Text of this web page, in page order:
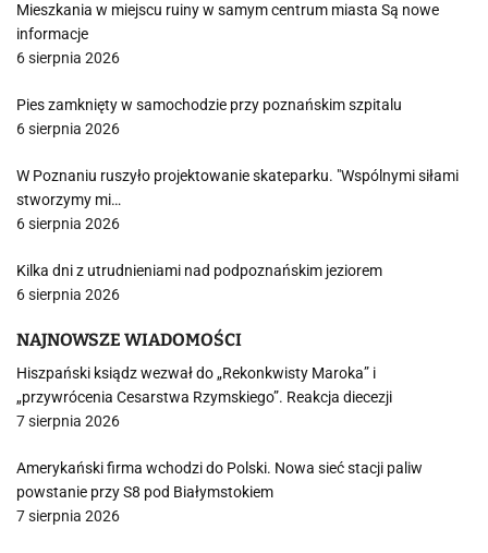
Mieszkania w miejscu ruiny w samym centrum miasta Są nowe
informacje
6 sierpnia 2026
Pies zamknięty w samochodzie przy poznańskim szpitalu
6 sierpnia 2026
W Poznaniu ruszyło projektowanie skateparku. "Wspólnymi siłami
stworzymy mi…
6 sierpnia 2026
Kilka dni z utrudnieniami nad podpoznańskim jeziorem
6 sierpnia 2026
NAJNOWSZE WIADOMOŚCI
Hiszpański ksiądz wezwał do „Rekonkwisty Maroka” i
„przywrócenia Cesarstwa Rzymskiego”. Reakcja diecezji
7 sierpnia 2026
Amerykański firma wchodzi do Polski. Nowa sieć stacji paliw
powstanie przy S8 pod Białymstokiem
7 sierpnia 2026